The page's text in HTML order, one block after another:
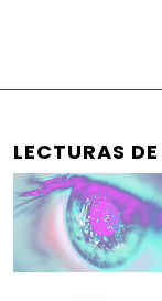
LECTURAS